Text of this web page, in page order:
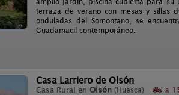
terraza de verano con mesas y sillas
onduladas del Somontano, se
Guadamacil contemporáneo.
Casa Larriero de Olsón
Casa Rural en Olsón (Huesca) a